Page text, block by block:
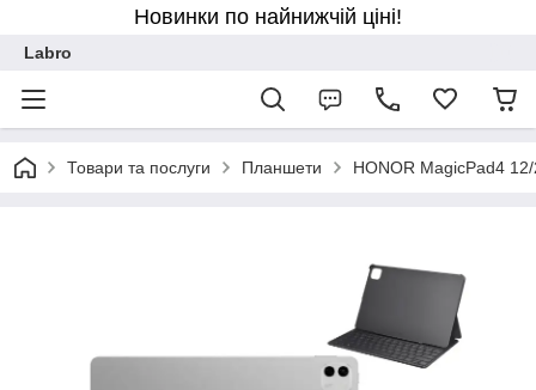
Новинки по найнижчій ціні!
Labro
Товари та послуги Планшети HONOR MagicPad4 12/